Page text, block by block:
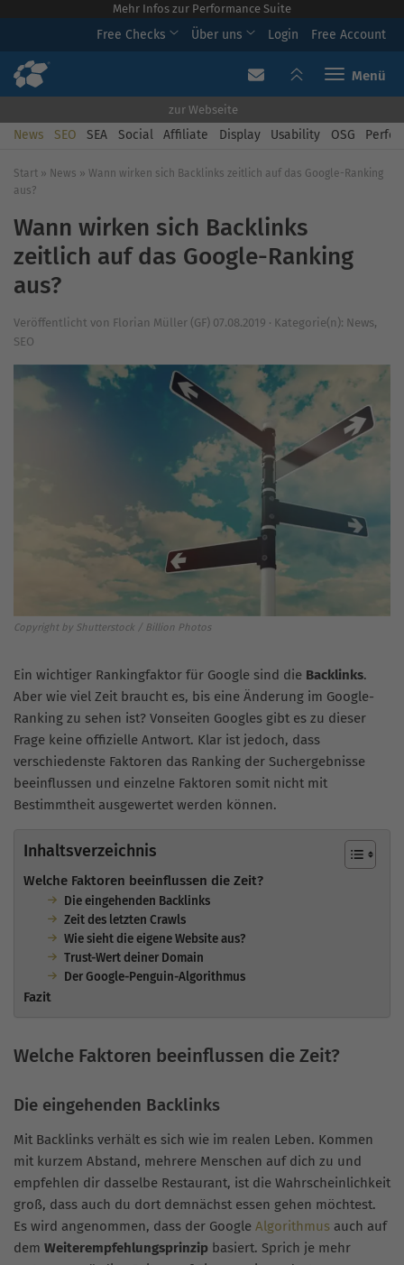
Mehr Infos zur Performance Suite
Free Checks Über uns Login Free Account
Toggle
zur Webseite
News SEO SEA Social Affiliate Display Usability OSG
Start » News » Wann wirken sich Backlinks zeitlich auf das Google-Ranking
aus?
Wann wirken sich Backlinks
zeitlich auf das Google-Ranking
aus?
Veröffentlicht von Florian Müller (GF) 07.08.2019 · Kategorie(n): News,
SEO
Copyright by Shutterstock / Billion Photos
Ein wichtiger Rankingfaktor für Google sind die Backlinks.
Aber wie viel Zeit braucht es, bis eine Änderung im Google-
Ranking zu sehen ist? Vonseiten Googles gibt es zu dieser
Frage keine offizielle Antwort. Klar ist jedoch, dass
verschiedenste Faktoren das Ranking der Suchergebnisse
beeinflussen und einzelne Faktoren somit nicht mit
Bestimmtheit ausgewertet werden können.
Inhaltsverzeichnis
Welche Faktoren beeinflussen die Zeit?
Die eingehenden Backlinks
Zeit des letzten Crawls
Wie sieht die eigene Website aus?
Trust-Wert deiner Domain
Der Google-Penguin-Algorithmus
Fazit
Welche Faktoren beeinflussen die Zeit?
Die eingehenden Backlinks
Mit Backlinks verhält es sich wie im realen Leben. Kommen
mit kurzem Abstand, mehrere Menschen auf dich zu und
empfehlen dir dasselbe Restaurant, ist die Wahrscheinlichkeit
groß, dass auch du dort demnächst essen gehen möchtest.
Es wird angenommen, dass der Google Algorithmus auch auf
dem Weiterempfehlungsprinzip basiert. Sprich je mehr